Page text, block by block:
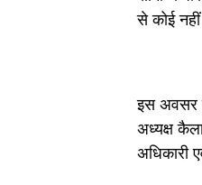
से कोई
इस अवसर
अध्यक्ष
अधिकारी